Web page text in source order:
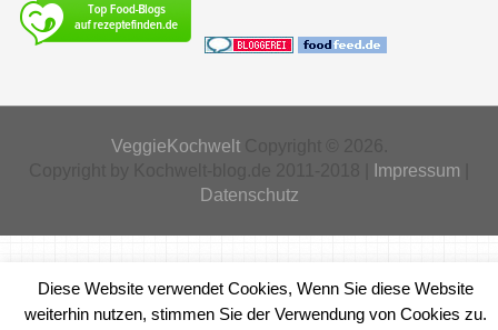
VeggieKochweltCopyright © 2026.
Impressum
Datenschutz
Diese Website verwendet Cookies, Wenn Sie diese Website
weiterhin nutzen, stimmen Sie der Verwendung von Cookies zu.